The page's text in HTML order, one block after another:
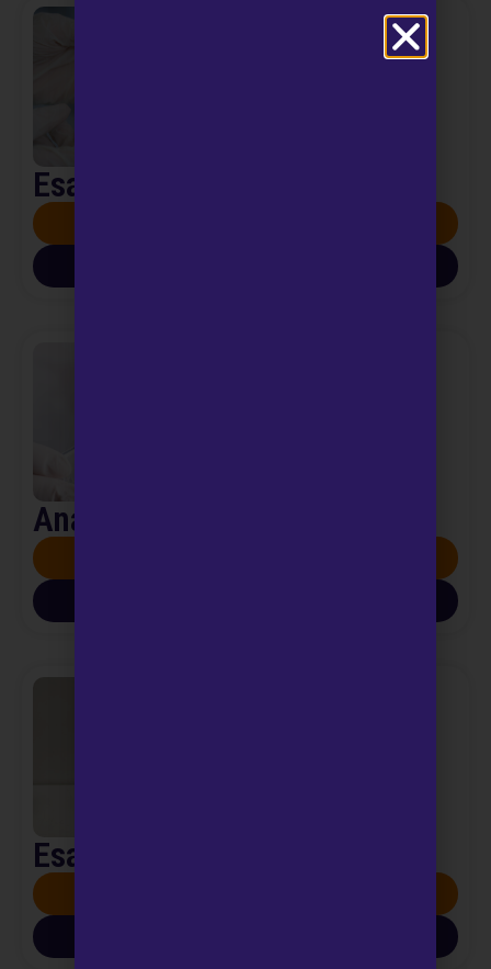
Esami del Sangue
Analisi feci
Esame citologico urinario